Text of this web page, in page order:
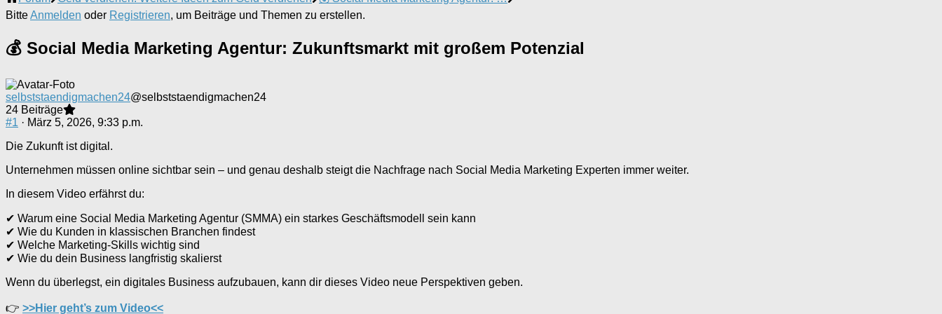
Breadcrumbs
-
bist
hier:
BitteAnmelden oder Registrieren, um Beiträge und Themen zu erstellen.
💰 Social Media Marketing Agentur: Zukunftsmarkt mit großem Potenzial
selbststaendigmachen24@selbststaendigmachen24
24 Beiträge
#1 · März 5, 2026, 9:33 p.m.
Die Zukunft ist digital.
Unternehmen müssen online sichtbar sein – und genau deshalb steigt die Nachfrage nach Social Media Marketing Experten immer weiter.
In diesem Video erfährst du:
✔ Warum eine Social Media Marketing Agentur (SMMA) ein starkes Geschäftsmodell sein kann
✔ Wie du Kunden in klassischen Branchen findest
✔ Welche Marketing-Skills wichtig sind
✔ Wie du dein Business langfristig skalierst
Wenn du überlegst, ein digitales Business aufzubauen, kann dir dieses Video neue Perspektiven geben.
👉 >>Hier geht’s zum Video<<